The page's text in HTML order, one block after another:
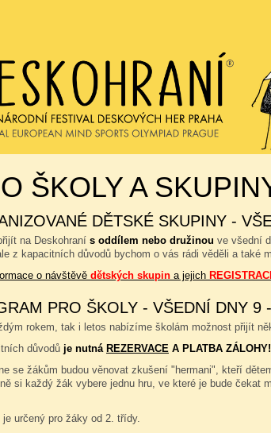
ŠKOLY A
DĚTSKÉ SKUPINY -
na Deskohraní s oddílem nebo družinou ve všední
z kapacitních důvodů bychom o vás rádi věděli a také
o návštěvě dětských skupin a jejich
PRO ŠKOLY - VŠEDNÍ DNY 9
rokem, tak i letos nabízíme školám možnost přijít
důvodů je nutná REZERVACE A PLATBA ZÁLOHY!
se žákům budou věnovat zkušení "hermani", kteří
si každý žák vybere jednu hru, ve které je bude čekat
je určený pro žáky od 2. třídy.